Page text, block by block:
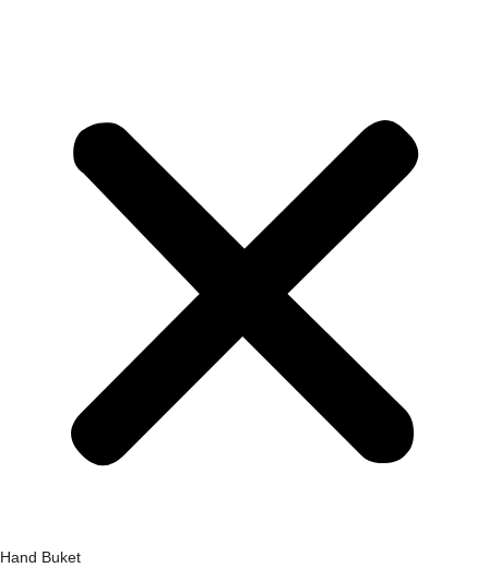
Hand Buket